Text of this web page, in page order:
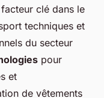
clé dans le
techniques et
du secteur
pour
et
de vêtements